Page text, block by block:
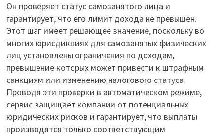
Он проверяет статус самозанятого лица и
гарантирует, что его лимит дохода не превышен.
Этот шаг имеет решающее значение, поскольку во
многих юрисдикциях для самозанятых физических
лиц установлены ограничения по доходам,
превышение которых может привести к штрафным
санкциям или изменению налогового статуса.
Проводя эти проверки в автоматическом режиме,
сервис защищает компании от потенциальных
юридических рисков и гарантирует, что выплаты
производятся только соответствующим